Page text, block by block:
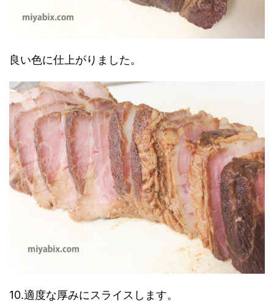
良い色に仕上がりました。
10.適度な厚みにスライスします。